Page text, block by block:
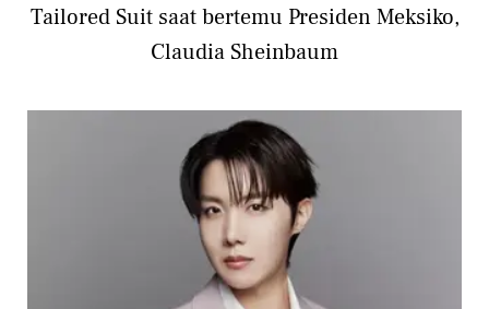
Tailored Suit saat bertemu Presiden Meksiko,
Claudia Sheinbaum